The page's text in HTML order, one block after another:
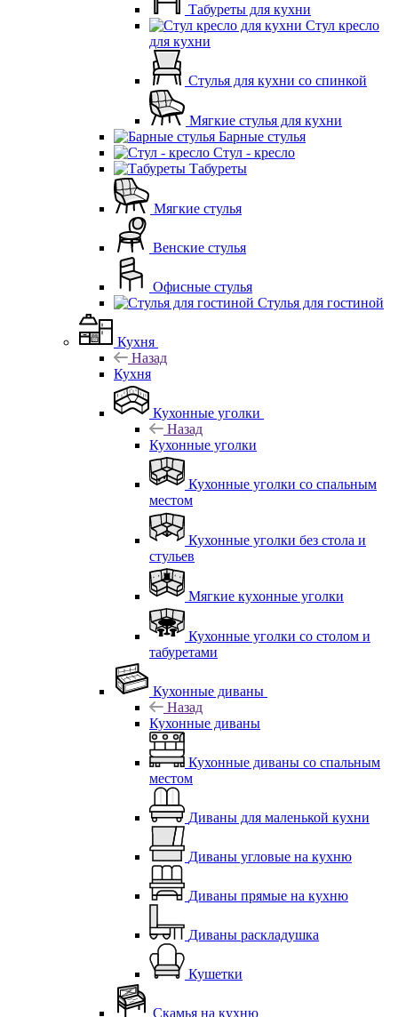
Табуреты для кухни
Стул кресло
для кухни
Стулья для кухни со спинкой
Мягкие стулья для кухни
Барные стулья
Стул - кресло
Табуреты
Мягкие стулья
Венские стулья
Офисные стулья
Стулья для гостиной
Кухня
Назад
Кухня
Кухонные уголки
Назад
Кухонные уголки
Кухонные уголки со спальным
местом
Кухонные уголки без стола и
стульев
Мягкие кухонные уголки
Кухонные уголки со столом и
табуретами
Кухонные диваны
Назад
Кухонные диваны
Кухонные диваны со спальным
местом
Диваны для маленькой кухни
Диваны угловые на кухню
Диваны прямые на кухню
Диваны раскладушка
Кушетки
Скамья на кухню